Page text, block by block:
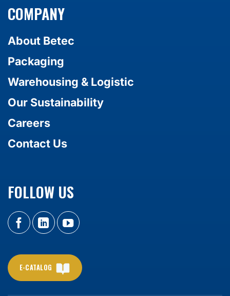
COMPANY
About Betec
Packaging
Warehousing & Logistic
Our Sustainability
Careers
Contact Us
FOLLOW US
E-CATALOG